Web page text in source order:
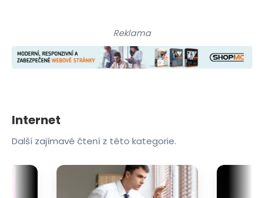
Reklama
Internet
Další zajímavé čtení z této kategorie.